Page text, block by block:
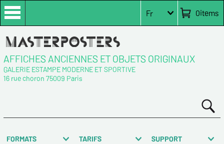
0items
Fr
AFFICHES ANCIENNES ET OBJETS ORIGINAUX
GALERIE ESTAMPE MODERNE ET SPORTIVE
16 rue choron 75009 Paris
FORMATS TARIFS SUPPORT